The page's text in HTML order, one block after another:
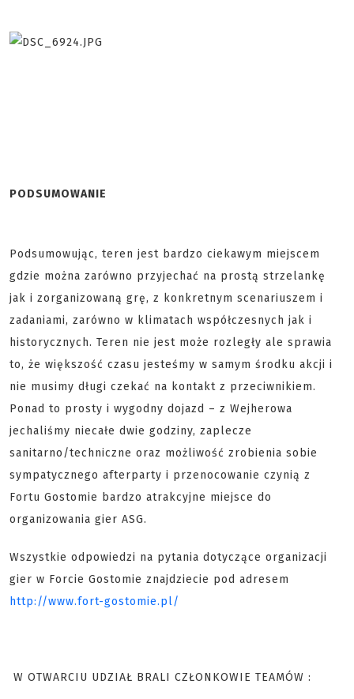
PODSUMOWANIE
Podsumowując, teren jest bardzo ciekawym miejscem
gdzie można zarówno przyjechać na prostą strzelankę
jak i zorganizowaną grę, z konkretnym scenariuszem i
zadaniami, zarówno w klimatach współczesnych jak i
historycznych. Teren nie jest może rozległy ale sprawia
to, że większość czasu jesteśmy w samym środku akcji i
nie musimy długi czekać na kontakt z przeciwnikiem.
Ponad to prosty i wygodny dojazd – z Wejherowa
jechaliśmy niecałe dwie godziny, zaplecze
sanitarno/techniczne oraz możliwość zrobienia sobie
sympatycznego afterparty i przenocowanie czynią z
Fortu Gostomie bardzo atrakcyjne miejsce do
organizowania gier ASG.
Wszystkie odpowiedzi na pytania dotyczące organizacji
gier w Forcie Gostomie znajdziecie pod adresem
http://www.fort-gostomie.pl/
W OTWARCIU UDZIAŁ BRALI CZŁONKOWIE TEAMÓW :